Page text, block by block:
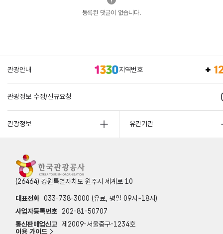
등록된 댓글이 없습니다.
관광안내 지역번호
관광정보 수정/신규요청
관광정보 유관기관
(26464) 강원특별자치도 원주시 세계로 10
대표전화 033-738-3000 (유료, 평일 09시~18시)
사업자등록번호
202-81-50707
통신판매업신고 제2009-서울중구-1234호
이용 가이드